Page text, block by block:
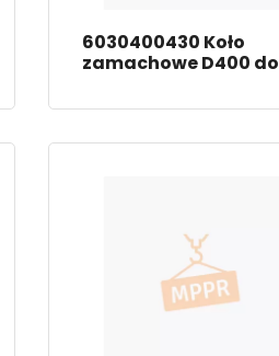
6030400430 Koło
zamachowe D400 do
W191